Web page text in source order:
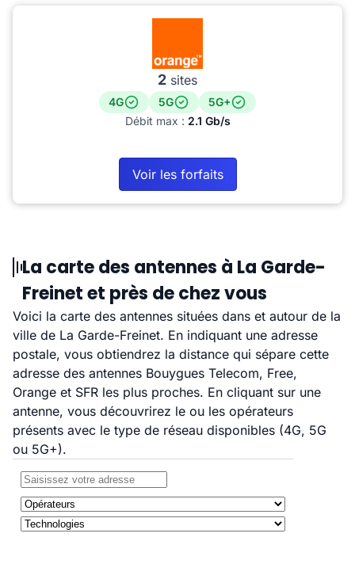
2 sites
4G 5G
5G+
Débit max : 2.1 Gb/s
Voir les forfaits
La carte des antennes à La Garde-
Freinet et près de chez vous
Voici la carte des antennes situées dans et autour de la
ville de La Garde-Freinet. En indiquant une adresse
postale, vous obtiendrez la distance qui sépare cette
adresse des antennes Bouygues Telecom, Free,
Orange et SFR les plus proches. En cliquant sur une
antenne, vous découvrirez le ou les opérateurs
présents avec le type de réseau disponibles (4G, 5G
ou 5G+).